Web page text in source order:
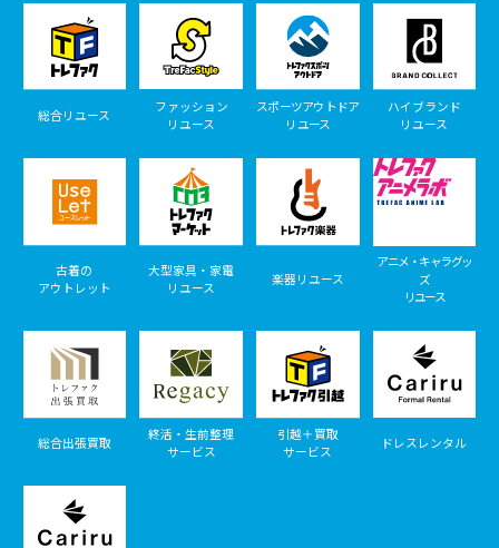
総合リユース
ファッション
リユース
スポーツアウトドア
リユース
ハイブランド
リユース
古着の
アウトレット
大型家具・家電
リユース
楽器リユース
アニメ・キャラグッ
ズ
リユース
総合出張買取
終活・生前整理
サービス
引越＋買取
サービス
ドレスレンタル